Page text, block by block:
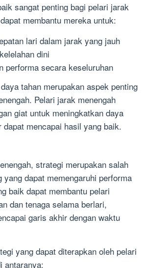
sangat penting bagi pelari jarak
membantu mereka untuk:
lari dalam jarak yang jauh
dini
performa secara keseluruhan
tahan merupakan aspek penting
Pelari jarak menengah
giat untuk meningkatkan daya
dapat mencapai hasil yang baik.
strategi merupakan salah
yang dapat memengaruhi performa
baik dapat membantu pelari
dan tenaga selama berlari,
garis akhir dengan waktu
yang dapat diterapkan oleh pelari
antaranya: